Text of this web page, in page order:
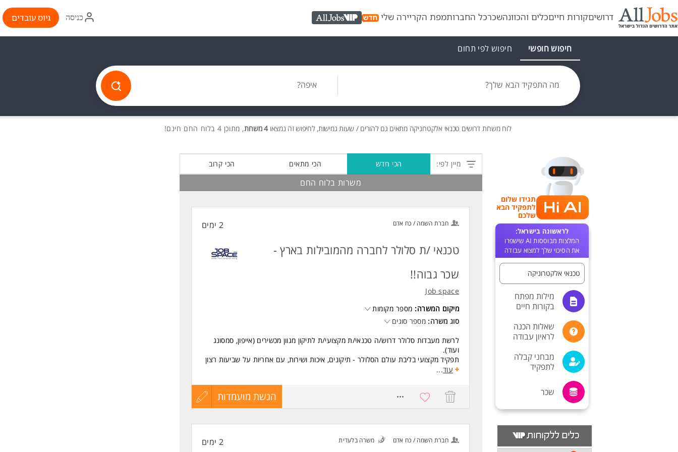
דרושיםקורות חייםכלים והכוונהשכרכל החברותמפת הקריירה שלי AllJobs VIP
איקון
התחברות
כניסה גיוס עובדים
חיפוש חופשי חיפוש לפי תחום
מה התפקיד הבא שלך? איפה?
לוח משרות דרושים טכנאי אלקטרוניקה מתאים גם להורים / שעות גמישות, לחיפוש זה נמצאו4 משרות , מתוכן 4 בלוח החם חינם!
תגידו שלום
לתפקיד הבא
שלכם
לראשונה בישראל:
המלצות מבוססות AI שישפרו
את הסיכוי שלך למצוא עבודה
טכנאי אלקטרוניקה
מילות מפתח
בקורות חיים
שאלות הכנה
לראיון עבודה
מבחני קבלה
לתפקיד
שכר
מיין לפי: הכי חדש הכי מתאים הכי קרוב
משרות בלוח החם
חברת השמה / כח אדם 2 ימים
טכנאי /ת סלולר לחברה מהמובילות בארץ -
שכר גבוה!!
Job space
מיקום המשרה: מספר מקומות
סוג משרה: מספר סוגים
לרשת מעבדות סלולר דרוש/ה טכנאי/ת מקצועי/ת לתיקון מגוון מכשירים (אייפון, סמסונג
ועוד).
תפקיד מקצועי בליבת עולם הסלולר - תיקונים, איכות ושירות, עם אחריות על שביעות רצון
הלקוחות.
- תיקון מכשירים סלולריים ממגוון סוגים (אייפון, סמסונג ועוד).
- הכנסת פניות שירות איכותיות למעבדה וצמצום מופעי סרק.
- אחריות על שביעות רצון הלקוחות ומקצועיות הנציגים.
שכר ותנאים:
עוד...
הגשת מועמדות
עדכון
חברת השמה / כח אדם משרה בלעדית 2 ימים